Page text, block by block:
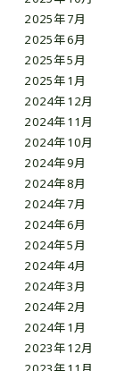
2025年7月
2025年6月
2025年5月
2025年1月
2024年12月
2024年11月
2024年10月
2024年9月
2024年8月
2024年7月
2024年6月
2024年5月
2024年4月
2024年3月
2024年2月
2024年1月
2023年12月